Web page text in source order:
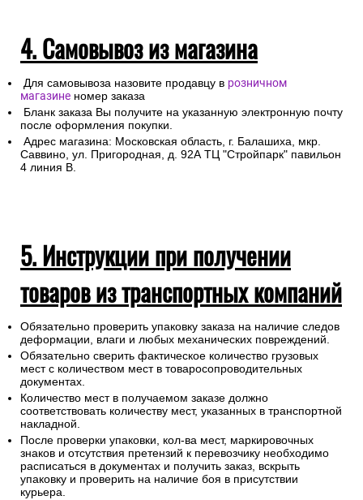
4. Самовывоз из магазина
Для самовывоза назовите продавцу в розничном
магазине номер заказа
Бланк заказа Вы получите на указанную электронную почту
после оформления покупки.
Адрес магазина: Московская область, г. Балашиха, мкр.
Саввино, ул. Пригородная, д. 92А ТЦ "Стройпарк" павильон
4 линия В.
5. Инструкции при получении
товаров из транспортных компаний
Обязательно проверить упаковку заказа на наличие следов
деформации, влаги и любых механических повреждений.
Обязательно сверить фактическое количество грузовых
мест с количеством мест в товаросопроводительных
документах.
Количество мест в получаемом заказе должно
соответствовать количеству мест, указанных в транспортной
накладной.
После проверки упаковки, кол-ва мест, маркировочных
знаков и отсутствия претензий к перевозчику необходимо
расписаться в документах и получить заказ, вскрыть
упаковку и проверить на наличие боя в присутствии
курьера.